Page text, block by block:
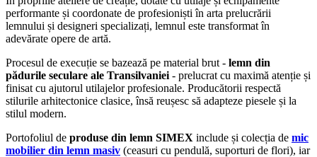
performante și coordonate de profesioniști în arta prelucrării
lemnului și designeri specializați, lemnul este transformat în
adevărate opere de artă.
Procesul de execuție se bazează pe material brut - lemn din
pădurile seculare ale Transilvaniei - prelucrat cu maximă atenție și
finisat cu ajutorul utilajelor profesionale. Producătorii respectă
stilurile arhitectonice clasice, însă reușesc să adapteze piesele și la
stilul modern.
Portofoliul de produse din lemn SIMEX include și colecția de mic
mobilier din lemn masiv (ceasuri cu pendulă, suporturi de flori), iar